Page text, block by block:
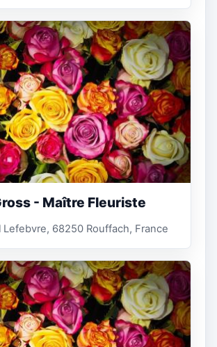
- Maître Fleuriste
Lefebvre, 68250 Rouffach, France